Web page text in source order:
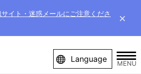
イト・迷惑メールにご注意くださ
×
Language MENU